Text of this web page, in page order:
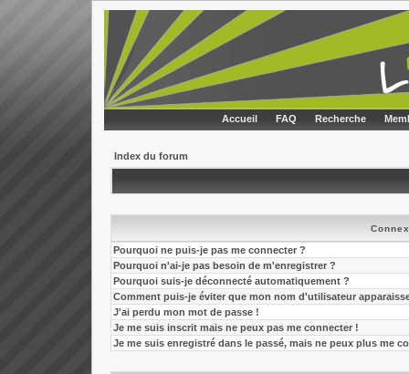
Accueil FAQ Recherche
Index du forum
Pourquoi ne puis-je pas me connecter ?
Pourquoi n'ai-je pas besoin de m'enregistrer ?
Pourquoi suis-je déconnecté automatiquement ?
Comment puis-je éviter que mon nom d'utilisateur
J'ai perdu mon mot de passe !
Je me suis inscrit mais ne peux pas me connecter !
Je me suis enregistré dans le passé, mais ne peux plus me